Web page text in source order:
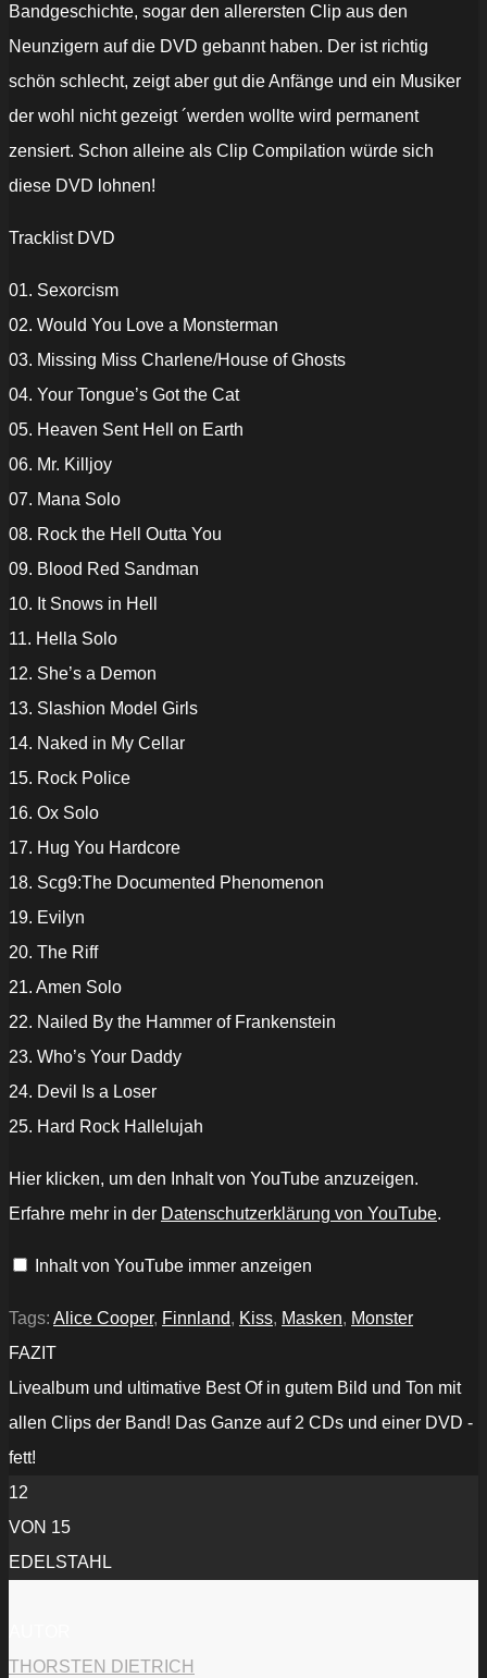
Bandgeschichte, sogar den allerersten Clip aus den
Neunzigern auf die DVD gebannt haben. Der ist richtig
schön schlecht, zeigt aber gut die Anfänge und ein Musiker
der wohl nicht gezeigt ´werden wollte wird permanent
zensiert. Schon alleine als Clip Compilation würde sich
diese DVD lohnen!
Tracklist DVD
01. Sexorcism
02. Would You Love a Monsterman
03. Missing Miss Charlene/House of Ghosts
04. Your Tongue’s Got the Cat
05. Heaven Sent Hell on Earth
06. Mr. Killjoy
07. Mana Solo
08. Rock the Hell Outta You
09. Blood Red Sandman
10. It Snows in Hell
11. Hella Solo
12. She’s a Demon
13. Slashion Model Girls
14. Naked in My Cellar
15. Rock Police
16. Ox Solo
17. Hug You Hardcore
18. Scg9:The Documented Phenomenon
19. Evilyn
20. The Riff
21. Amen Solo
22. Nailed By the Hammer of Frankenstein
23. Who’s Your Daddy
24. Devil Is a Loser
25. Hard Rock Hallelujah
„LORDI
-
Riff
Z7
Live
AFM
von
YouTube
anzeigen
Hier klicken, um den Inhalt von YouTube anzuzeigen.
Erfahre mehr in der Datenschutzerklärung von YouTube.
Inhalt von YouTube immer anzeigen
Tags: Alice Cooper, Finnland, Kiss, Masken, Monster
FAZIT
Livealbum und ultimative Best Of in gutem Bild und Ton mit
allen Clips der Band! Das Ganze auf 2 CDs und einer DVD -
fett!
12
VON 15
EDELSTAHL
THORSTEN DIETRICH